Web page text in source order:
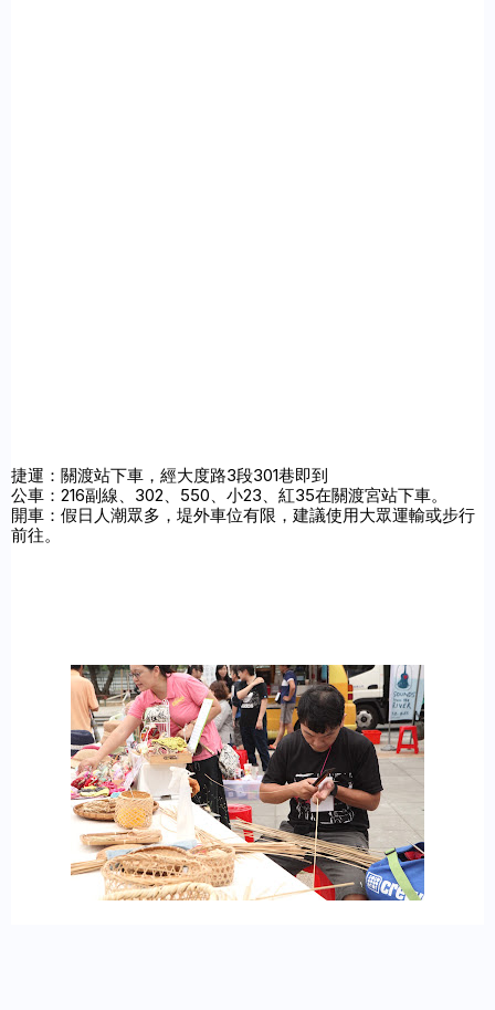
捷運：關渡站下車，經大度路3段301巷即到
公車：216副線、302、550、小23、紅35在關渡宮站下車。
開車：假日人潮眾多，堤外車位有限，建議使用大眾運輸或步行
前往。